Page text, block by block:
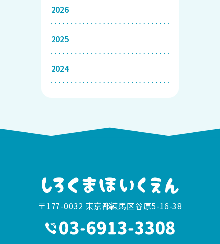
2026
2025
2024
〒177-0032 東京都練馬区谷原5-16-38